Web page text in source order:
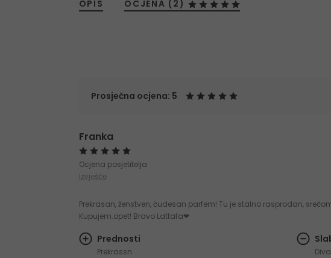
OPIS OCJENA (2)
Prosječna ocjena: 5
Franka
Ocjena posjetitelja
Izvješće
Prekrasan, ženstven, čudesan parfem! Tu je stalno rasprodan,
Kupujem.opet! Bravo Lattafa❤
Prednosti
Prekrassn